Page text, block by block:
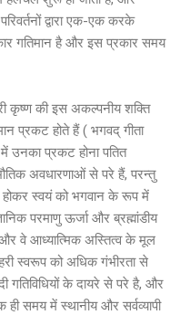
द्वारा एक-एक करके
गतिमान है और इस प्रकार समय
कृष्ण की इस अकल्पनीय शक्ति
प्रकट होते हैं ( भगवद् गीता
प्रकट होना पतित
अवधारणाओं से परे हैं, परन्तु
स्वयं को भगवान के रूप में
परमाणु ऊर्जा और ब्रह्मांडीय
वे आध्यात्मिक अस्तित्व के मूल
स्वरूप को अधिक गंभीरता से
गतिविधियों के दायरे से परे है, और
समय में स्थानीय और सर्वव्यापी